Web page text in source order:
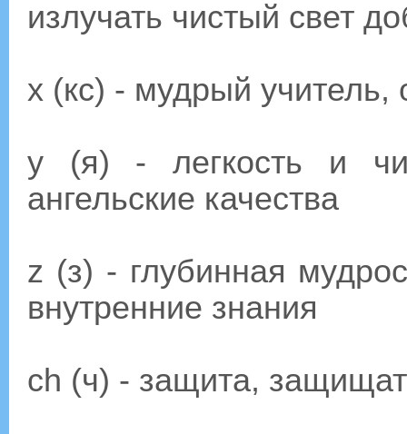
излучать чистый свет
х (кс) - мудрый
y (я) - легкость и
ангельские качества
z (з) - глубинная
внутренние знания
ch (ч) - защита,